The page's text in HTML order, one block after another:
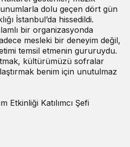
dolu geçen dört gün
İstanbul’da hissedildi.
bir organizasyonda
mesleki bir deneyim değil,
temsil etmenin gururuydu.
kültürümüzü sofralar
benim için unutulmaz
Etkinliği Katılımcı Şefi